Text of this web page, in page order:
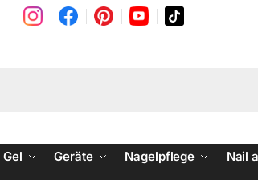
Gel Geräte Nagelpflege Nail